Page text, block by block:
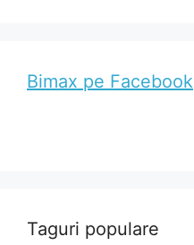
Bimax pe Facebook
Taguri populare